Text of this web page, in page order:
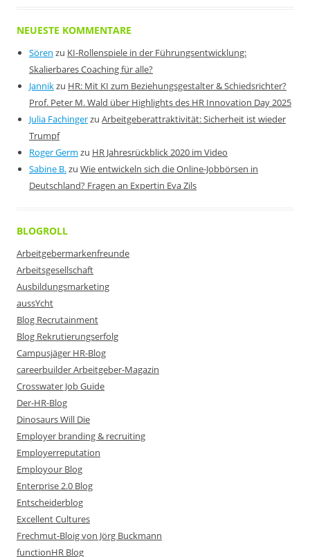
NEUESTE KOMMENTARE
Sören zu KI-Rollenspiele in der Führungsentwicklung:
Skalierbares Coaching für alle?
Jannikzu HR: Mit KI zum Beziehungsgestalter & Schiedsrichter?
Prof. Peter M. Wald über Highlights des HR Innovation Day 2025
Julia Fachingerzu Arbeitgeberattraktivität: Sicherheit ist wieder
Trumpf
Roger Germ zu HR Jahresrückblick 2020 im Video
Sabine B.zu Wie entwickeln sich die Online-Jobbörsen in
Deutschland? Fragen an Expertin Eva Zils
BLOGROLL
Arbeitgebermarkenfreunde
Arbeitsgesellschaft
Ausbildungsmarketing
aussYcht
Blog Recrutainment
Blog Rekrutierungserfolg
Campusjäger HR-Blog
careerbuilder Arbeitgeber-Magazin
Crosswater Job Guide
Der-HR-Blog
Dinosaurs Will Die
Employer branding & recruiting
Employerreputation
Employour Blog
Enterprise 2.0 Blog
Entscheiderblog
Excellent Cultures
Frechmut-Bloig von Jörg Buckmann
functionHR Blog